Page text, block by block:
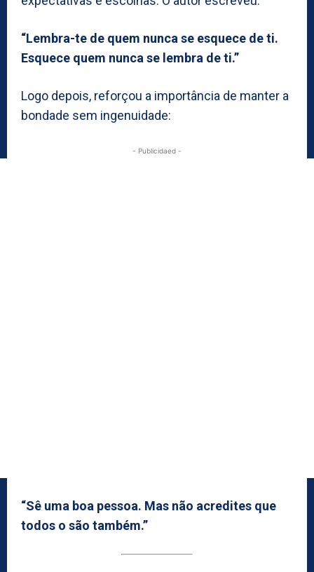
“Lembra-te de quem nunca se esquece de ti.
Esquece quem nunca se lembra de ti.”
Logo depois, reforçou a importância de manter a
bondade sem ingenuidade:
- Publicidaed -
“Sê uma boa pessoa. Mas não acredites que
todos o são também.”